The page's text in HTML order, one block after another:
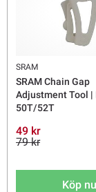
SRAM
SRAM Chain Gap
Adjustment Tool |
50T/52T
49 kr
79 kr
Köp nu